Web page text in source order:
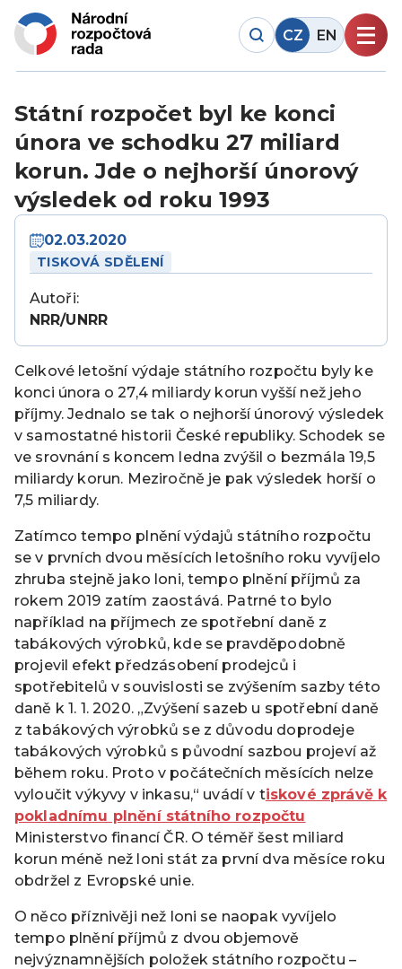
CZ EN
Státní rozpočet byl ke konci
února ve schodku 27 miliard
korun. Jde o nejhorší únorový
výsledek od roku 1993
02.03.2020
TISKOVÁ SDĚLENÍ
Autoři:
NRR/UNRR
Celkové letošní výdaje státního rozpočtu byly ke
konci února o 27,4 miliardy korun vyšší než jeho
příjmy. Jednalo se tak o nejhorší únorový výsledek
v samostatné historii České republiky. Schodek se
ve srovnání s koncem ledna zvýšil o bezmála 19,5
miliardy korun. Meziročně je pak výsledek horší o
7,5 miliardy.
Zatímco tempo plnění výdajů státního rozpočtu
se v prvních dvou měsících letošního roku vyvíjelo
zhruba stejně jako loni, tempo plnění příjmů za
rokem 2019 zatím zaostává. Patrné to bylo
například na příjmech ze spotřební daně z
tabákových výrobků, kde se pravděpodobně
projevil efekt předzásobení prodejců i
spotřebitelů v souvislosti se zvýšením sazby této
daně k 1. 1. 2020. „Zvýšení sazeb u spotřební daně
z tabákových výrobků se z důvodu doprodeje
tabákových výrobků s původní sazbou projeví až
během roku. Proto v počátečních měsících nelze
vyloučit výkyvy v inkasu,“ uvádí v tiskové zprávě k
pokladnímu plnění státního rozpočtu
Ministerstvo financí ČR. O téměř šest miliard
korun méně než loni stát za první dva měsíce roku
obdržel z Evropské unie.
O něco příznivěji než loni se naopak vyvíjelo
tempo plnění příjmů z dvou objemově
nejvýznamnějších položek státního rozpočtu –